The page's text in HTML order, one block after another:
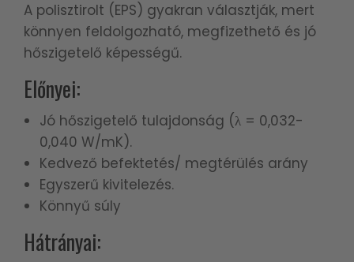
A polisztirolt (EPS) gyakran választják, mert
könnyen feldolgozható, megfizethető és jó
hőszigetelő képességű.
Előnyei:
Jó hőszigetelő tulajdonság (λ = 0,032-
0,040 W/mK).
Kedvező befektetés/ megtérülés arány
Egyszerű kivitelezés.
Könnyű súly
Hátrányai: